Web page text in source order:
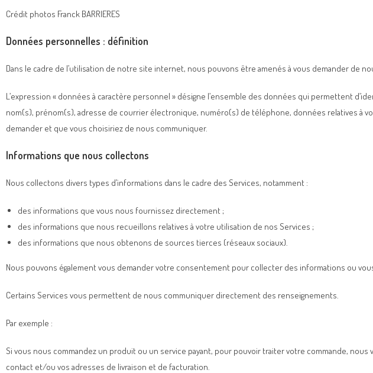
Crédit photos Franck BARRIERES
Données personnelles : définition
Dans le cadre de l’utilisation de notre site internet, nous pouvons être amenés à vous demander de
L’expression « données à caractère personnel » désigne l’ensemble des données qui permettent
nom(s), prénom(s), adresse de courrier électronique, numéro(s) de téléphone, données relatives à
demander et que vous choisiriez de nous communiquer.
Informations que nous collectons
Nous collectons divers types d’informations dans le cadre des Services, notamment :
des informations que vous nous fournissez directement ;
des informations que nous recueillons relatives à votre utilisation de nos Services ;
des informations que nous obtenons de sources tierces (réseaux sociaux).
Nous pouvons également vous demander votre consentement pour collecter des informations ou
Certains Services vous permettent de nous communiquer directement des renseignements.
Par exemple :
Si vous nous commandez un produit ou un service payant, pour pouvoir traiter votre commande,
contact et/ou vos adresses de livraison et de facturation.